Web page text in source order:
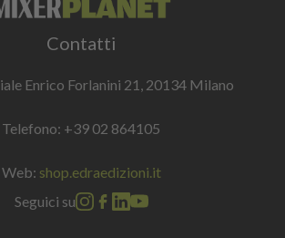
Contatti
Enrico Forlanini 21, 20134 Milano
Telefono: +39 02 864105
Web: shop.edraedizioni.it
Seguici su